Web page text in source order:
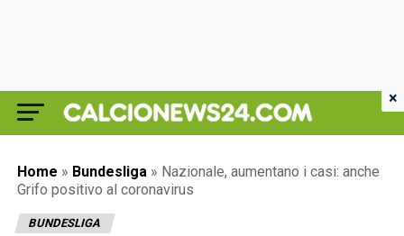
Home » Bundesliga » Nazionale, aumentano i casi: anche
Grifo positivo al coronavirus
BUNDESLIGA
×